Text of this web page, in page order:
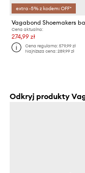
extra -5% z kodem: OFF*
Cena aktualna:
274,99 zł
Cena regularna:579,99 zł
Najniższa cena:289,99 zł
Odkryj produkty